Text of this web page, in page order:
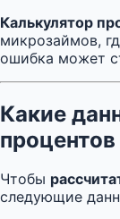
Калькулятор
микрозаймов,
ошибка может
Какие
Чтобы
следующие